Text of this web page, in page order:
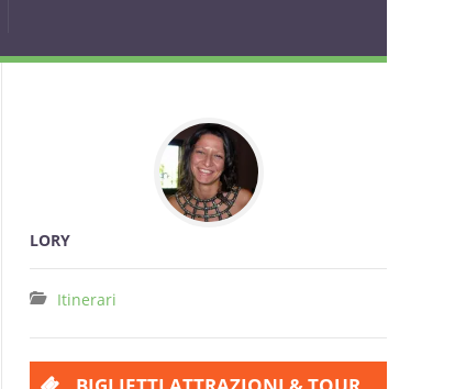
LORY
Itinerari